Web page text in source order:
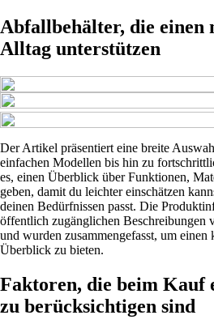
Abfallbehälter, die einen
Alltag unterstützen
Der Artikel präsentiert eine breite
einfachen Modellen bis hin zu
es, einen Überblick über Funktionen,
geben, damit du leichter einschätzen
deinen Bedürfnissen passt. Die
öffentlich zugänglichen Beschreibungen
und wurden zusammengefasst, um
Überblick zu bieten.
Faktoren, die beim Kauf
zu berücksichtigen sind